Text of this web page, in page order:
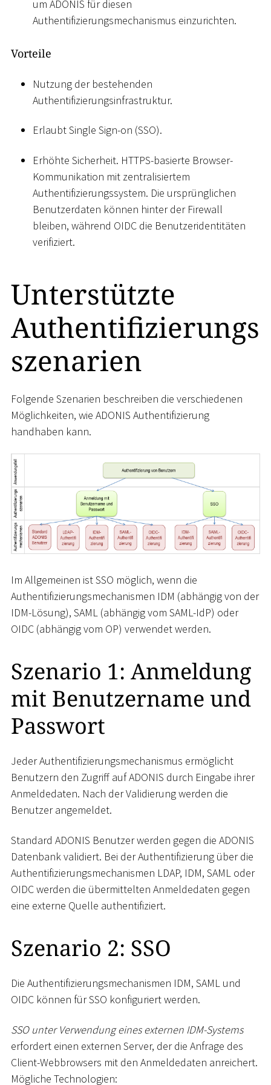
um ADONIS für diesen
Authentifizierungsmechanismus einzurichten.
Vorteile
Nutzung der bestehenden
Authentifizierungsinfrastruktur.
Erlaubt Single Sign-on (SSO).
Erhöhte Sicherheit. HTTPS-basierte Browser-
Kommunikation mit zentralisiertem
Authentifizierungssystem. Die ursprünglichen
Benutzerdaten können hinter der Firewall
bleiben, während OIDC die Benutzeridentitäten
verifiziert.
Unterstützte
Authentifizierungs
szenarien
Folgende Szenarien beschreiben die verschiedenen
Möglichkeiten, wie ADONIS Authentifizierung
handhaben kann.
Im Allgemeinen ist SSO möglich, wenn die
Authentifizierungsmechanismen IDM (abhängig von der
IDM-Lösung), SAML (abhängig vom SAML-IdP) oder
OIDC (abhängig vom OP) verwendet werden.
Szenario 1: Anmeldung
mit Benutzername und
Passwort
Jeder Authentifizierungsmechanismus ermöglicht
Benutzern den Zugriff auf ADONIS durch Eingabe ihrer
Anmeldedaten. Nach der Validierung werden die
Benutzer angemeldet.
Standard ADONIS Benutzer werden gegen die ADONIS
Datenbank validiert. Bei der Authentifizierung über die
Authentifizierungsmechanismen LDAP, IDM, SAML oder
OIDC werden die übermittelten Anmeldedaten gegen
eine externe Quelle authentifiziert.
Szenario 2: SSO
Die Authentifizierungsmechanismen IDM, SAML und
OIDC können für SSO konfiguriert werden.
SSO unter Verwendung eines externen IDM-Systems
erfordert einen externen Server, der die Anfrage des
Client-Webbrowsers mit den Anmeldedaten anreichert.
Mögliche Technologien: